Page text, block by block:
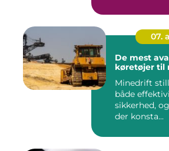
07.
De mest
køretøjer til
Minedrift
både
sikkerhed,
der konsta...